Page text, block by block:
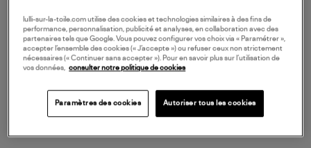
lulli-sur-la-toile.com utilise des cookies et technologies similaires à des fins de
performance, personnalisation, publicité et analyses, en collaboration avec des
partenaires tels que Google. Vous pouvez configurer vos choix via « Paramétrer »,
accepter l’ensemble des cookies (« J’accepte ») ou refuser ceux non strictement
nécessaires (« Continuer sans accepter »). Pour en savoir plus sur l’utilisation de
vos données, consulter notre politique de cookies
Paramètres des cookies Autoriser tous les cookies